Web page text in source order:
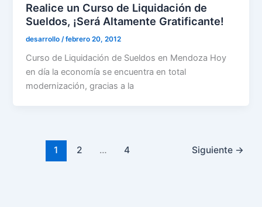
Realice un Curso de Liquidación de
Sueldos, ¡Será Altamente Gratificante!
desarrollo /febrero 20, 2012
Curso de Liquidación de Sueldos en Mendoza Hoy
en día la economía se encuentra en total
modernización, gracias a la
1 2 … 4 Siguiente →